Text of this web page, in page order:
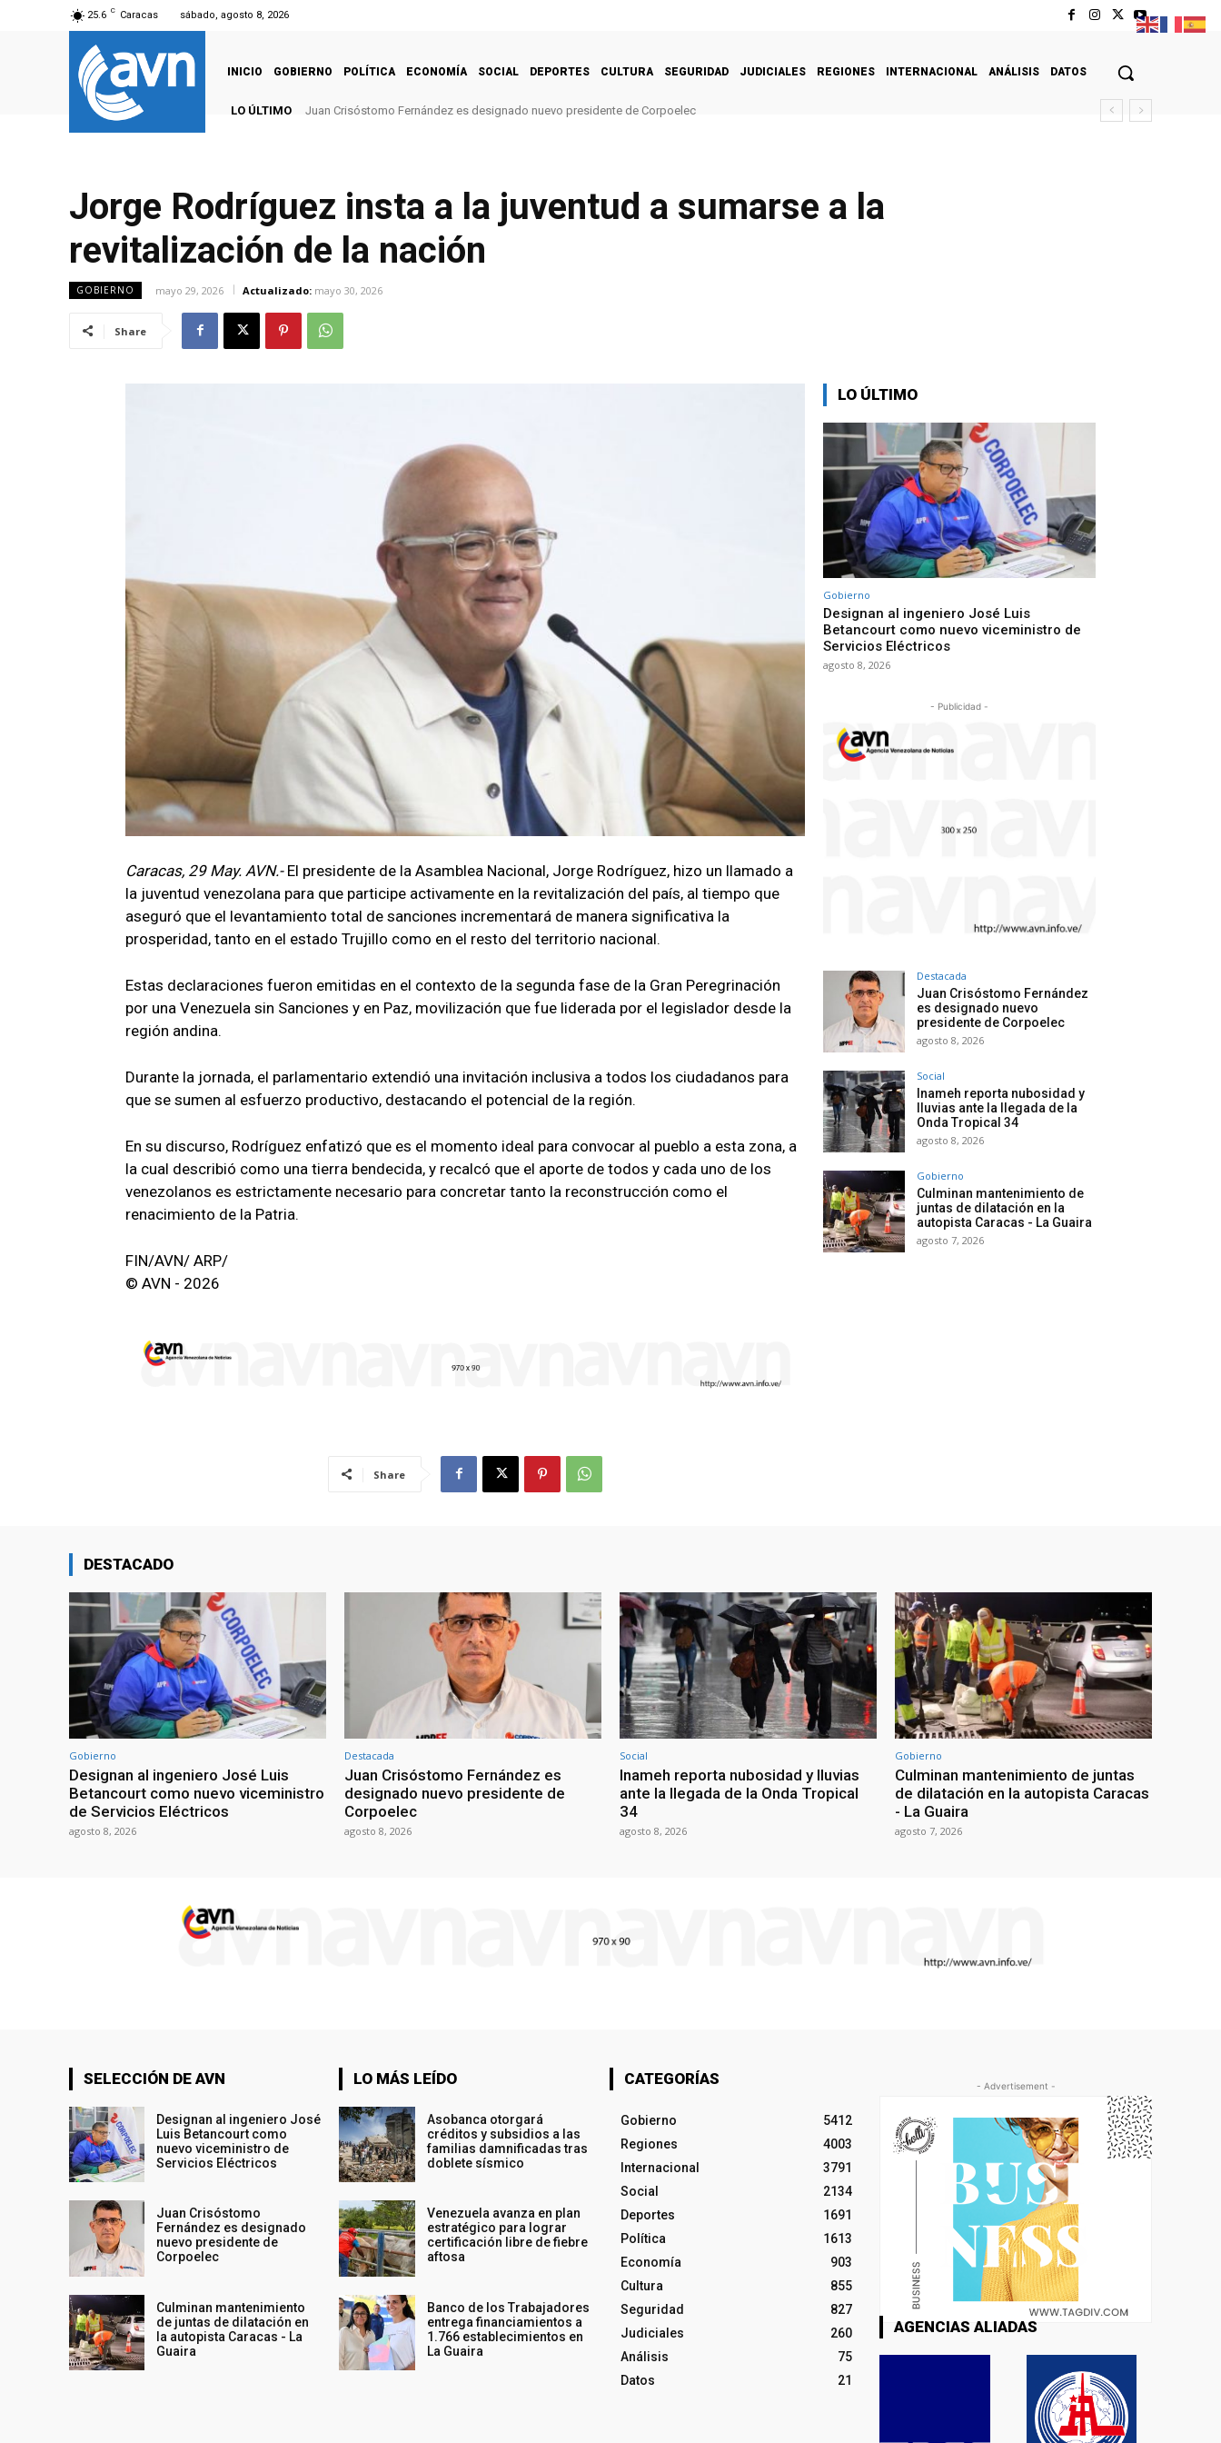
25.6 C Caracas sábado, agosto 8, 2026
INICIO GOBIERNO POLÍTICA ECONOMÍA SOCIAL DEPORTES CULTURA SEGURIDAD JUDICIALES REGIONES INTERNACIONAL ANÁLISIS DATOS
LO ÚLTIMO Juan Crisóstomo Fernández es designado nuevo presidente de Corpoelec
Jorge Rodríguez insta a la juventud a sumarse a la
revitalización de la nación
GOBIERNO mayo 29, 2026 Actualizado: mayo 30, 2026
Share
Caracas, 29 May. AVN.- El presidente de la Asamblea Nacional, Jorge Rodríguez, hizo un llamado a
la juventud venezolana para que participe activamente en la revitalización del país, al tiempo que
aseguró que el levantamiento total de sanciones incrementará de manera significativa la
prosperidad, tanto en el estado Trujillo como en el resto del territorio nacional.
Estas declaraciones fueron emitidas en el contexto de la segunda fase de la Gran Peregrinación
por una Venezuela sin Sanciones y en Paz, movilización que fue liderada por el legislador desde la
región andina.
Durante la jornada, el parlamentario extendió una invitación inclusiva a todos los ciudadanos para
que se sumen al esfuerzo productivo, destacando el potencial de la región.
En su discurso, Rodríguez enfatizó que es el momento ideal para convocar al pueblo a esta zona, a
la cual describió como una tierra bendecida, y recalcó que el aporte de todos y cada uno de los
venezolanos es estrictamente necesario para concretar tanto la reconstrucción como el
renacimiento de la Patria.
FIN/AVN/ ARP/
© AVN - 2026
Share
LO ÚLTIMO
Gobierno
Designan al ingeniero José Luis
Betancourt como nuevo viceministro de
Servicios Eléctricos
agosto 8, 2026
- Publicidad -
Destacada
Juan Crisóstomo Fernández
es designado nuevo
presidente de Corpoelec
agosto 8, 2026
Social
Inameh reporta nubosidad y
lluvias ante la llegada de la
Onda Tropical 34
agosto 8, 2026
Gobierno
Culminan mantenimiento de
juntas de dilatación en la
autopista Caracas - La Guaira
agosto 7, 2026
DESTACADO
Gobierno
Designan al ingeniero José Luis
Betancourt como nuevo viceministro
de Servicios Eléctricos
agosto 8, 2026
Destacada
Juan Crisóstomo Fernández es
designado nuevo presidente de
Corpoelec
agosto 8, 2026
Social
Inameh reporta nubosidad y lluvias
ante la llegada de la Onda Tropical
34
agosto 8, 2026
Gobierno
Culminan mantenimiento de juntas
de dilatación en la autopista Caracas
- La Guaira
agosto 7, 2026
SELECCIÓN DE AVN
Designan al ingeniero José
Luis Betancourt como
nuevo viceministro de
Servicios Eléctricos
Juan Crisóstomo
Fernández es designado
nuevo presidente de
Corpoelec
Culminan mantenimiento
de juntas de dilatación en
la autopista Caracas - La
Guaira
LO MÁS LEÍDO
Asobanca otorgará
créditos y subsidios a las
familias damnificadas tras
doblete sísmico
Venezuela avanza en plan
estratégico para lograr
certificación libre de fiebre
aftosa
Banco de los Trabajadores
entrega financiamientos a
1.766 establecimientos en
La Guaira
CATEGORÍAS
Gobierno
5412
Regiones
4003
Internacional
3791
Social
2134
Deportes
1691
Política
1613
Economía
903
Cultura
855
Seguridad
827
Judiciales
260
Análisis
75
Datos
21
- Advertisement -
AGENCIAS ALIADAS